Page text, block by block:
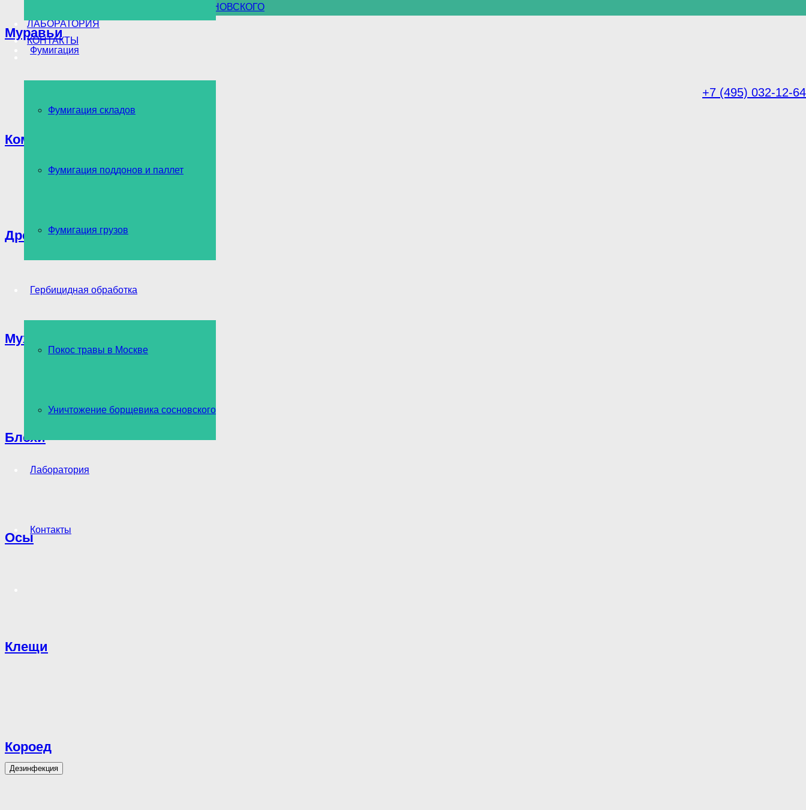
Фумигация
Фумигация складов
Фумигация поддонов и паллет
Фумигация грузов
Гербицидная обработка
Покос травы в Москве
Уничтожение борщевика сосновского
Лаборатория
Контакты
УНИЧТОЖЕНИЕ БОРЩЕВИКА СОСНОВСКОГО
ЛАБОРАТОРИЯ
КОНТАКТЫ
+7 (495) 032-12-64
Муравьи
Комары
Древоточец
Мухи
Блохи
Осы
Клещи
Короед
Дезинфекция